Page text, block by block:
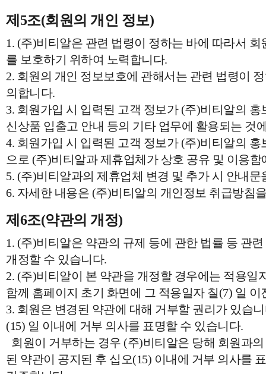
제5조(회원의 개인 정보)
1. (주)비티알은 관련 법령이 정하는 바에 따라서
를 보호하기 위하여 노력합니다.
2. 회원의 개인 정보보호에 관해서는 관련 법령이
의합니다.
3. 회원가입 시 입력된 고객 정보가 (주)비티알의 홍
신상품 입출고 안내 등의 기타 업무에 활용되는 것
4. 회원가입 시 입력된 고객 정보가 (주)비티알의
으로 (주)비티알과 제휴업체가 상호 공유 및 이용함
5. (주)비티알과의 제휴업체 변경 및 추가 시 안내
6. 자세한 내용은 (주)비티알의 개인정보 취급방침
제6조(약관의 개정)
1. (주)비티알은 약관의 규제 등에 관한 법률 등 관
개정할 수 있습니다.
2. (주)비티알이 본 약관을 개정할 경우에는 적용일
함께 홈페이지 초기 화면에 그 적용일자 칠(7) 일
3. 회원은 변경된 약관에 대해 거부할 권리가 있습
(15) 일 이내에 거부 의사를 표명할 수 있습니다.
회원이 거부하는 경우 (주)비티알은 당해 회원과
된 약관이 공지된 후 십오(15) 이내에 거부 의사를